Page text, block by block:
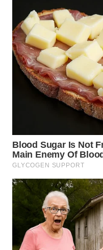
NIAS
WN
LANGKAT
WN
TAPANULI
TANJUNG
LESUNG
WN
KARO
WN
SIMALUNGUN